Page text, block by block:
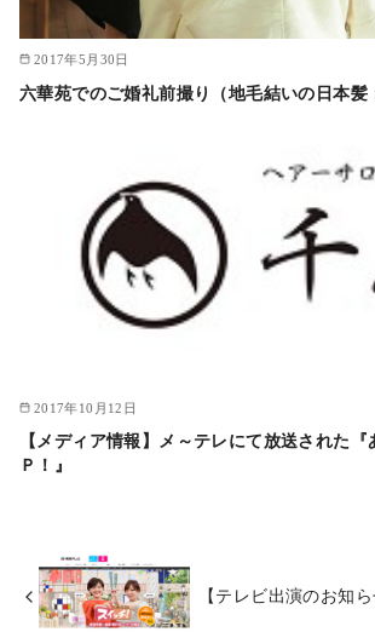
2017年5月30日
六華苑でのご婚礼前撮り（地毛結いの日本髪
2017年10月12日
【メディア情報】メ～テレにて放送された『
Ｐ！』
【テレビ出演のお知ら